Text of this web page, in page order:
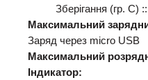
Зберігання (гр. С) ::
Максимальний
Заряд через micro USB
Максимальний
Індикатор: